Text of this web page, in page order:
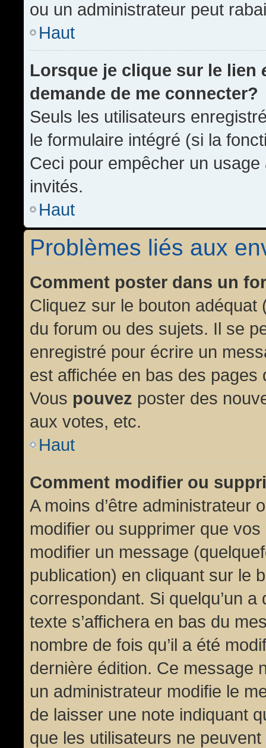
ou un administrateur peut
Haut
Lorsque je clique sur le lien
demande de me connecter?
Seuls les utilisateurs
le formulaire intégré (si la
Ceci pour empêcher un
invités.
Haut
Problèmes liés aux
Comment poster dans un
Cliquez sur le bouton
du forum ou des sujets. Il se
enregistré pour écrire un
est affichée en bas des
Vous pouvez poster des
aux votes, etc.
Haut
Comment modifier ou
A moins d’être administrateur
modifier ou supprimer que
modifier un message
publication) en cliquant sur le
correspondant. Si quelqu’un
texte s’affichera en bas du
nombre de fois qu’il a été
dernière édition. Ce message
un administrateur modifie le
de laisser une note indiquant
que les utilisateurs ne